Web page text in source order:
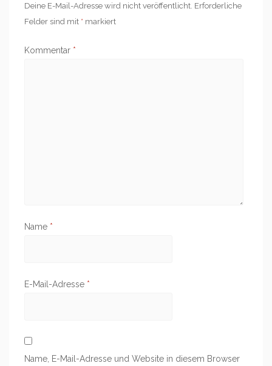
Deine E-Mail-Adresse wird nicht veröffentlicht. Erforderliche
Felder sind mit * markiert
Kommentar *
Name *
E-Mail-Adresse *
Name, E-Mail-Adresse und Website in diesem Browser